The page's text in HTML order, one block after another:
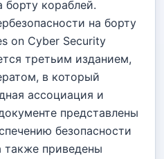
борту кораблей.
на борту
on Cyber Security
третьим изданием,
в который
ассоциация и
представлены
безопасности
также приведены